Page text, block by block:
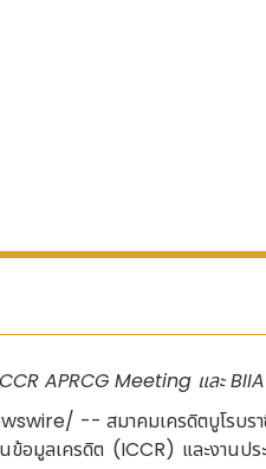
APRCG Meeting และ
-- สมาคมเครดิตบูโรบรา
งานข้อมูลเครดิต (ICCR) และ